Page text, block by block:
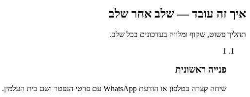
איך זה עובד — שלב אחר שלב
תהליך פשוט, שקוף ומלווה בעדכונים בכל שלב.
1
פנייה ראשונית
שיחה קצרה בטלפון או הודעת WhatsApp עם פרטי הנפטר ושם בית העלמין.